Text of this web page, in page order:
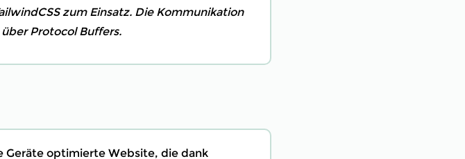
zum Einsatz. Die Kommunikation
Protocol Buffers.
Geräte optimierte Website, die dank